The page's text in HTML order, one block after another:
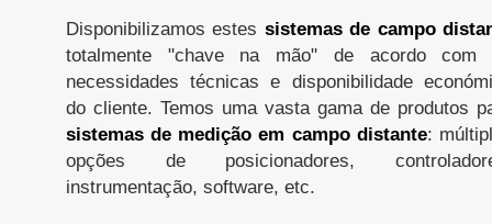
Disponibilizamos estes sistemas de campo
totalmente "chave na mão" de acordo com
necessidades técnicas e disponibilidade
do cliente. Temos uma vasta gama de produtos
sistemas de medição em campo distante:
opções de posicionadores,
instrumentação, software, etc.